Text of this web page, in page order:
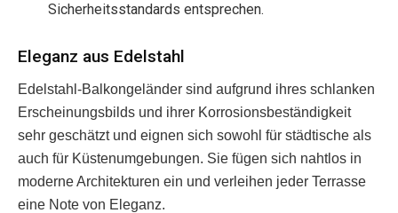
Sicherheitsstandards entsprechen.
Eleganz aus Edelstahl
Edelstahl-Balkongeländer sind aufgrund ihres schlanken
Erscheinungsbilds und ihrer Korrosionsbeständigkeit
sehr geschätzt und eignen sich sowohl für städtische als
auch für Küstenumgebungen. Sie fügen sich nahtlos in
moderne Architekturen ein und verleihen jeder Terrasse
eine Note von Eleganz.